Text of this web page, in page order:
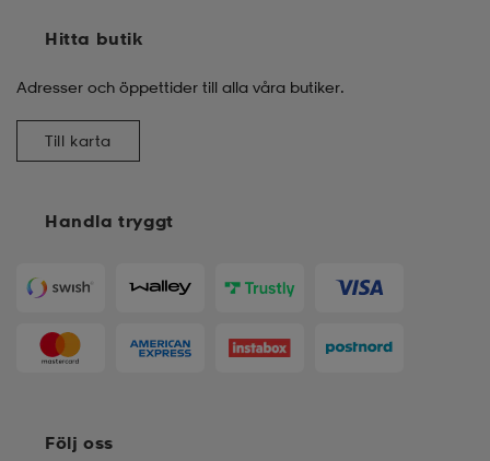
Handla tryggt
Hitta butik
Adresser och öppettider till alla våra butiker.
Till karta
Följ oss